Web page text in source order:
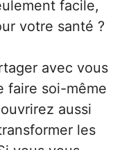
facile,
votre santé ?
avec vous
faire soi-même
aussi
les